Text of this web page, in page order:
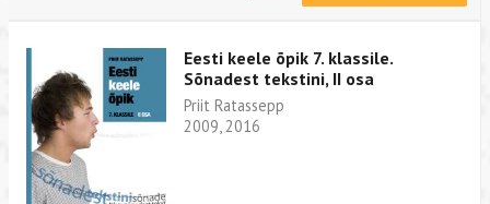
Eesti keele õpik 7. klassile.
Sõnadest tekstini, II osa
Priit Ratassepp
2009, 2016